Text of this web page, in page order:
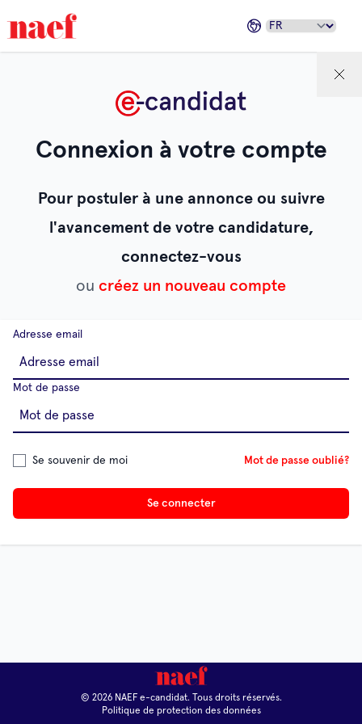
Connexion à votre compte
Pour postuler à une annonce ou suivre
l'avancement de votre candidature,
connectez-vous
ou créez un nouveau compte
Adresse email
Mot de passe
Se souvenir de moi Mot de passe oublié?
Se connecter
© 2026 NAEF e-candidat. Tous droits réservés.
Politique de protection des données